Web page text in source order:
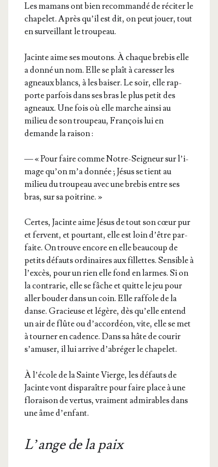
Les mamans ont bien recom­man­dé de réci­ter le
cha­pe­let. Après qu’il est dit, on peut jouer, tout
en sur­veillant le troupeau.
Jacinte aime ses mou­tons. À chaque bre­bis elle
a don­né un nom. Elle se plaît à cares­ser les
agneaux blancs, à les bai­ser. Le soir, elle rap­
porte par­fois dans ses bras le plus petit des
agneaux. Une fois où elle marche ain­si au
milieu de son trou­peau, Fran­çois lui en
demande la raison :
— « Pour faire comme Notre-Sei­gneur sur l’i­
mage qu’on m’a don­née ; Jésus se tient au
milieu du trou­peau avec une bre­bis entre ses
bras, sur sa poitrine. »
Certes, Jacinte aime Jésus de tout son cœur pur
et fervent, et pour­tant, elle est loin d’être par­
faite. On trouve encore en elle beau­coup de
petits défauts ordi­naires aux fillettes. Sen­sible à
l’ex­cès, pour un rien elle fond en larmes. Si on
la contra­rie, elle se fâche et quitte le jeu pour
aller bou­der dans un coin. Elle raf­fole de la
danse. Gra­cieuse et légère, dès qu’elle entend
un air de flûte ou d’ac­cor­déon, vite, elle se met
à tour­ner en cadence. Dans sa hâte de cou­rir
s’a­mu­ser, il lui arrive d’a­bré­ger le chapelet.
À l’é­cole de la Sainte Vierge, les défauts de
Jacinte vont dis­pa­raître pour faire place à une
flo­rai­son de ver­tus, vrai­ment admi­rables dans
une âme d’enfant.
L’ange de la paix